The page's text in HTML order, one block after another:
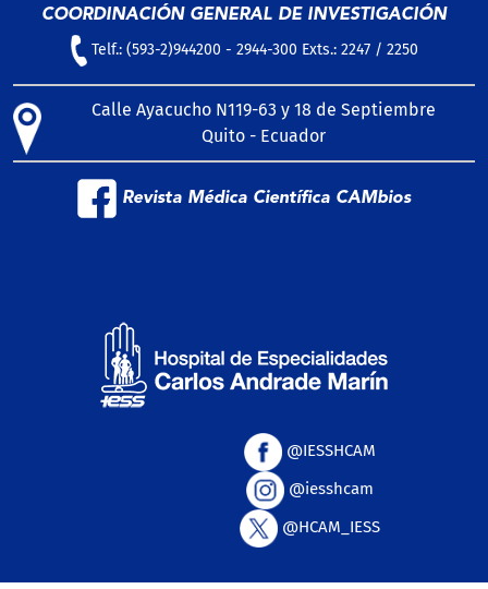
COORDINACIÓN GENERAL DE INVESTIGACIÓN
Telf.: (593-2)944200 - 2944-300 Exts.: 2247 / 2250
Calle Ayacucho N119-63 y 18 de Septiembre
Quito - Ecuador
Revista Médica Científica CAMbios
@IESSHCAM
@iesshcam
@HCAM_IESS